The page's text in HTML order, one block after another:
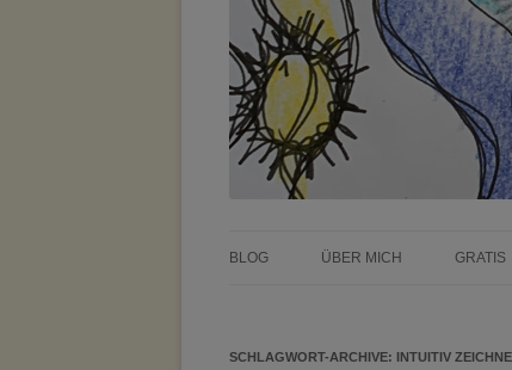
BLOG ÜBER MICH
PRESSE
GRATIS
SCHLAGWORT-ARCHIVE: INTUITIV